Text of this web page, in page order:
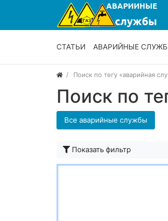
СТАТЬИ АВАРИЙНЫЕ
Поиск по тегу «аварийная
Поиск по
Все аварийные службы
Показать фильтр